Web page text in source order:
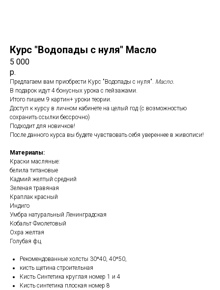
Курс "Водопады с нуля" Масло
5 000
р.
Предлагаем вам приобрести Курс "Водопады с нуля". Масло.
В подарок идут 4 бонусных урока с пейзажами.
Итого пишем 9 картин+ уроки теории.
Доступ к курсу в личном кабинете на целый год (с возможностью
сохранить ссылки бессрочно)
Подходит для новичков!
После данного курса вы будете чувствовать себя увереннее в живописи!
Материалы:
Краски масляные:
белила титановые
Кадмий желтый средний
Зеленая травяная
Краплак красный
Индиго
Умбра натуральный Ленинградская
Кобальт Фиолетовый
Охра желтая
Голубая фц
Рекомендованные холсты 30*40, 40*50,
кисть щетина строительная
Кисть Синтетика круглая номер 1 и 4
Кисть синтетика плоская номер 8